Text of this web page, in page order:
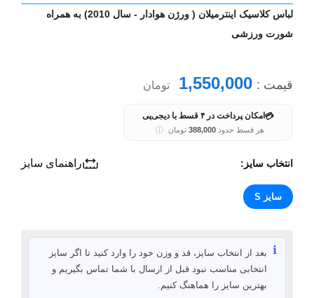
لباس کلاسیک اینترمیلان ( ورژن هوادار - سال 2010) به همراه
شورت ورزشی
قیمت : 1,550,000 تومان
💳 امکان پرداخت در ۴ قسط با دیجی‌پی
هر قسط حدود388,000 تومان ⓘ
انتخاب سایز: راهنمای سایز
سایز S
ℹ️ بعد از انتخاب سایز، قد و وزن خود را وارد کنید تا اگر سایز
انتخابی مناسب نبود قبل از ارسال با شما تماس بگیریم و
بهترین سایز را هماهنگ کنیم.